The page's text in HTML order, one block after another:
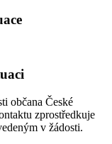
občana České
zprostředkuje
v žádosti.